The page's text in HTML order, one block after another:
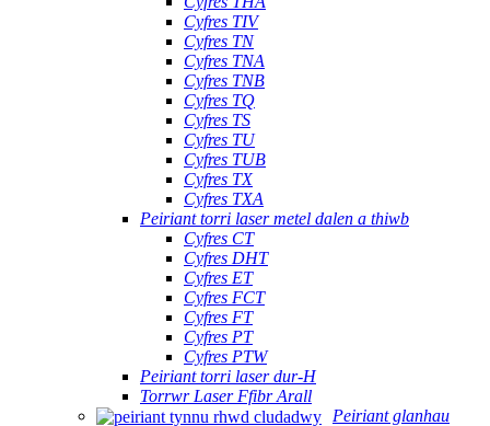
Cyfres TIV
Cyfres TN
Cyfres TNA
Cyfres TNB
Cyfres TQ
Cyfres TS
Cyfres TU
Cyfres TUB
Cyfres TX
Cyfres TXA
Peiriant torri laser metel dalen a thiwb
Cyfres CT
Cyfres DHT
Cyfres ET
Cyfres FCT
Cyfres FT
Cyfres PT
Cyfres PTW
Peiriant torri laser dur-H
Torrwr Laser Ffibr Arall
Peiriant glanhau